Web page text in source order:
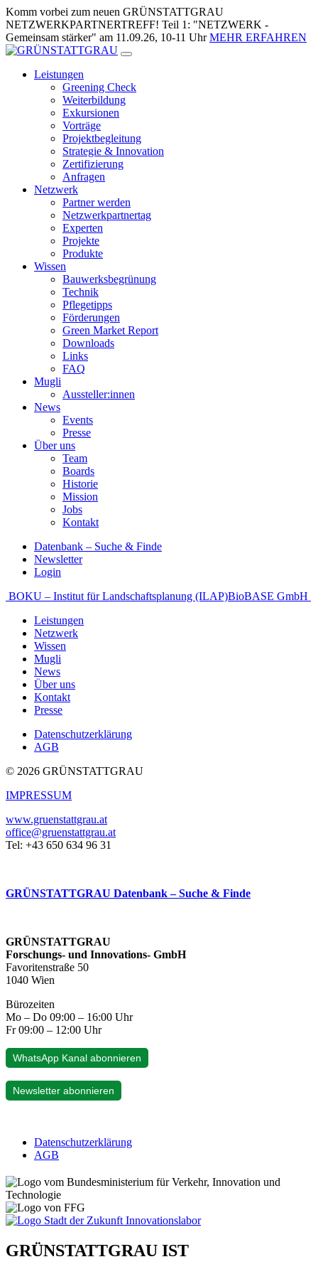
Zum
Inhalt
springen
Komm vorbei zum neuen GRÜNSTATTGRAU
NETZWERKPARTNERTREFF! Teil 1: "NETZWERK -
Gemeinsam stärker" am 11.09.26, 10-11 UhrMEHR ERFAHREN
Leistungen
Greening Check
Weiterbildung
Exkursionen
Vorträge
Projektbegleitung
Strategie & Innovation
Zertifizierung
Anfragen
Netzwerk
Partner werden
Netzwerkpartnertag
Experten
Projekte
Produkte
Wissen
Bauwerksbegrünung
Technik
Pflegetipps
Förderungen
Green Market Report
Downloads
Links
FAQ
Mugli
Aussteller:innen
News
Events
Presse
Über uns
Team
Boards
Historie
Mission
Jobs
Kontakt
Datenbank – Suche & Finde
Newsletter
Login
Beitragsnavigation
BOKU – Institut für Landschaftsplanung (ILAP)BioBASE GmbH
Leistungen
Netzwerk
Wissen
Mugli
News
Über uns
Kontakt
Presse
Datenschutzerklärung
AGB
© 2026 GRÜNSTATTGRAU
IMPRESSUM
www.gruenstattgrau.at
office@gruenstattgrau.at
Tel: +43 650 634 96 31
GRÜNSTATTGRAU Datenbank – Suche & Finde
GRÜNSTATTGRAU
Forschungs- und Innovations- GmbH
Favoritenstraße 50
1040 Wien
Bürozeiten
Mo – Do 09:00 – 16:00 Uhr
Fr 09:00 – 12:00 Uhr
WhatsApp Kanal abonnieren
Newsletter abonnieren
Datenschutzerklärung
AGB
GRÜNSTATTGRAU IST